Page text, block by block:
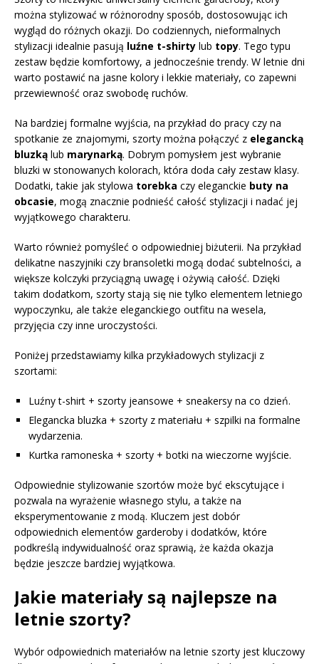
można stylizować w różnorodny sposób, dostosowując ich
wygląd do różnych okazji. Do codziennych, nieformalnych
stylizacji idealnie pasują luźne t-shirty lub topy. Tego typu
zestaw będzie komfortowy, a jednocześnie trendy. W letnie dni
warto postawić na jasne kolory i lekkie materiały, co zapewni
przewiewność oraz swobodę ruchów.
Na bardziej formalne wyjścia, na przykład do pracy czy na
spotkanie ze znajomymi, szorty można połączyć z elegancką
bluzką lub marynarką. Dobrym pomysłem jest wybranie
bluzki w stonowanych kolorach, która doda cały zestaw klasy.
Dodatki, takie jak stylowa torebka czy eleganckie buty na
obcasie, mogą znacznie podnieść całość stylizacji i nadać jej
wyjątkowego charakteru.
Warto również pomyśleć o odpowiedniej biżuterii. Na przykład
delikatne naszyjniki czy bransoletki mogą dodać subtelności, a
większe kolczyki przyciągną uwagę i ożywią całość. Dzięki
takim dodatkom, szorty stają się nie tylko elementem letniego
wypoczynku, ale także eleganckiego outfitu na wesela,
przyjęcia czy inne uroczystości.
Poniżej przedstawiamy kilka przykładowych stylizacji z
szortami:
Luźny t-shirt + szorty jeansowe + sneakersy na co dzień.
Elegancka bluzka + szorty z materiału + szpilki na formalne
wydarzenia.
Kurtka ramoneska + szorty + botki na wieczorne wyjście.
Odpowiednie stylizowanie szortów może być ekscytujące i
pozwala na wyrażenie własnego stylu, a także na
eksperymentowanie z modą. Kluczem jest dobór
odpowiednich elementów garderoby i dodatków, które
podkreślą indywidualność oraz sprawią, że każda okazja
będzie jeszcze bardziej wyjątkowa.
Jakie materiały są najlepsze na
letnie szorty?
Wybór odpowiednich materiałów na letnie szorty jest kluczowy